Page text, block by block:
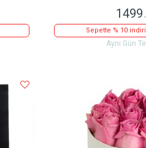
1499
Sepette % 10
Aynı Gün